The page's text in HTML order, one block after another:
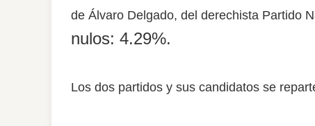
de Álvaro Delgado, del derechista Partido
nulos: 4.29%.
Los dos partidos y sus candidatos se